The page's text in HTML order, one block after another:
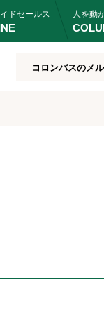
ドセールス 人を動
コロンバスのメ